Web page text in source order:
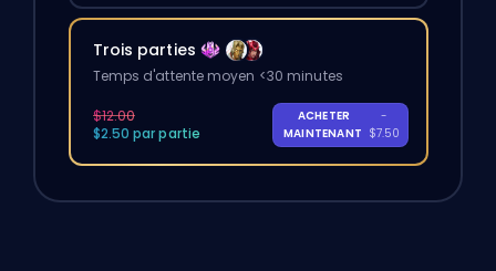
Trois parties
Temps d'attente moyen <30 minutes
$12.00
$2.50 par partie
ACHETER
MAINTENANT
-
$7.50